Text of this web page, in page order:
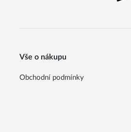
Vše o nákupu
Obchodní podmínky